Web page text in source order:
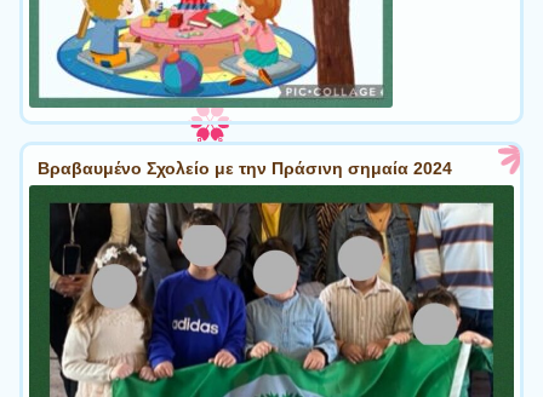
Βραβαυμένο Σχολείο με την Πράσινη σημαία 2024